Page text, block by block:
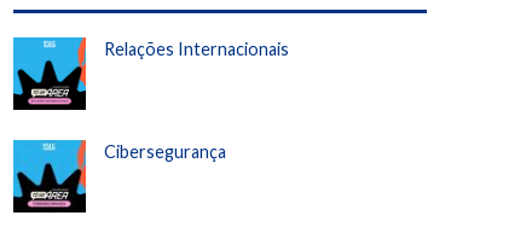
Relações Internacionais
Cibersegurança